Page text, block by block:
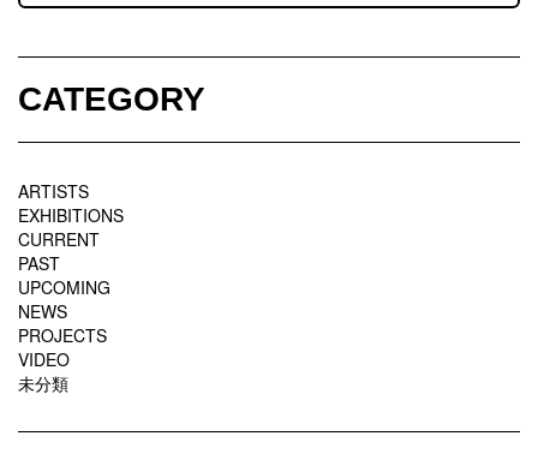
CATEGORY
ARTISTS
EXHIBITIONS
CURRENT
PAST
UPCOMING
NEWS
PROJECTS
VIDEO
未分類